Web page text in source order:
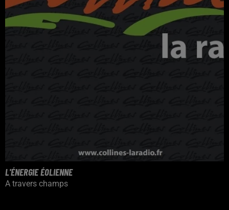
L'ÉNERGIE ÉOLIENNE
A travers champs